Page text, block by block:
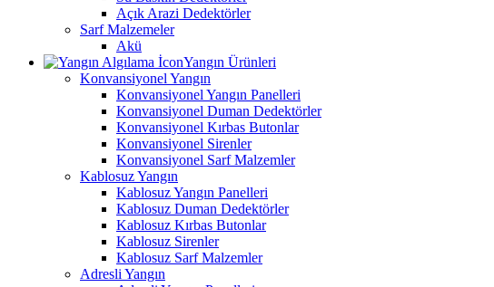
Açık Arazi Dedektörler
Sarf Malzemeler
Akü
Yangın Ürünleri
Konvansiyonel Yangın
Konvansiyonel Yangın Panelleri
Konvansiyonel Duman Dedektörler
Konvansiyonel Kırbas Butonlar
Konvansiyonel Sirenler
Konvansiyonel Sarf Malzemler
Kablosuz Yangın
Kablosuz Yangın Panelleri
Kablosuz Duman Dedektörler
Kablosuz Kırbas Butonlar
Kablosuz Sirenler
Kablosuz Sarf Malzemler
Adresli Yangın